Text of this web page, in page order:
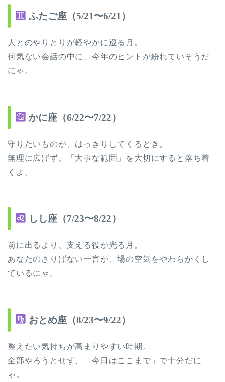
ふたご座（5/21〜6/21）
人とのやりとりが軽やかに巡る月。
何気ない会話の中に、今年のヒントが紛れていそうだ
にゃ。
かに座（6/22〜7/22）
守りたいものが、はっきりしてくるとき。
無理に広げず、「大事な範囲」を大切にすると落ち着
くよ。
しし座（7/23〜8/22）
前に出るより、支える役が光る月。
あなたのさりげない一言が、場の空気をやわらかくし
ているにゃ。
おとめ座（8/23〜9/22）
整えたい気持ちが高まりやすい時期。
全部やろうとせず、「今日はここまで」で十分だに
ゃ。